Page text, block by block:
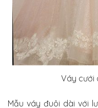
Váy cưới
Mẫu váy đuôi dài với